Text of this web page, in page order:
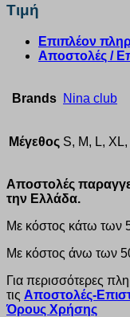
Τιμή
Επιπλέον
Αποστολές /
Brands Nina club
Μέγεθος S, M, L,
Αποστολές
την Ελλάδα.
Με κόστος κάτω των
Με κόστος άνω των
Για περισσότερες
τις Αποστολές-
Όρους Χρήσης